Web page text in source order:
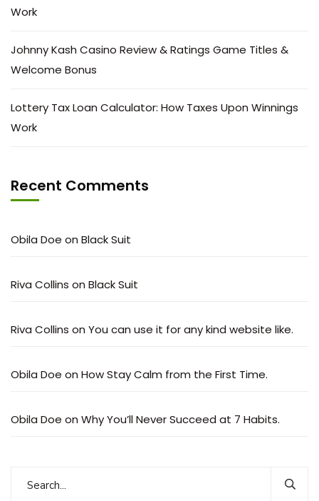
Work
Johnny Kash Casino Review & Ratings Game Titles &
Welcome Bonus
Lottery Tax Loan Calculator: How Taxes Upon Winnings
Work
Recent Comments
Obila Doe on Black Suit
Riva Collins on Black Suit
Riva Collins on You can use it for any kind website like.
Obila Doe on How Stay Calm from the First Time.
Obila Doe on Why You’ll Never Succeed at 7 Habits.